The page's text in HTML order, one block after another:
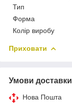
Тип
Форма
Колір виробу
Приховати
Умови доставки
Нова Пошта